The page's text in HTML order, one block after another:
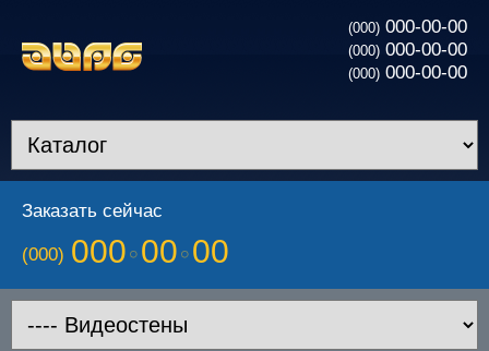
(000) 000-00-00
(000) 000-00-00
(000) 000-00-00
Заказать сейчас
(000) 000 00 00